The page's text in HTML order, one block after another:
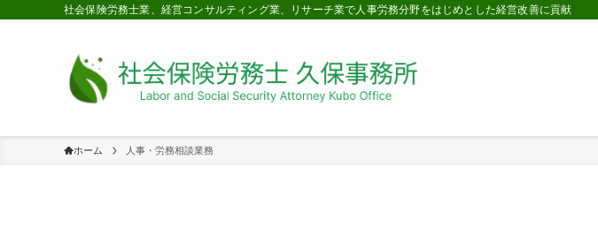
社会保険労務士業、経営コンサルティング業、リサーチ業で人事労務分野をはじめとした経営改善に貢献
ホーム 人事・労務相談業務